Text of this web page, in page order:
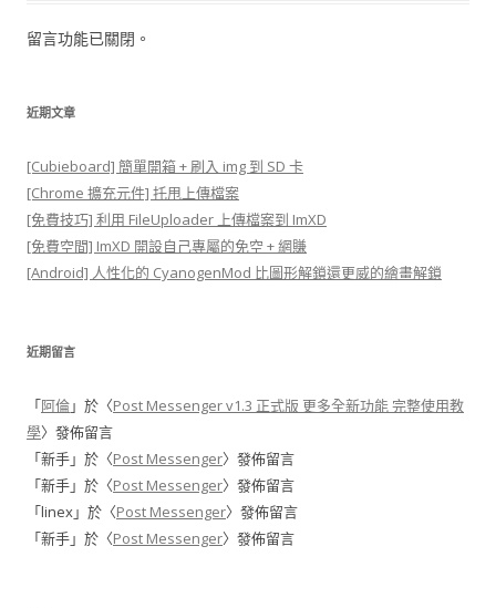
留言功能已關閉。
近期文章
[Cubieboard] 簡單開箱 + 刷入 img 到 SD 卡
[Chrome 擴充元件] 托甩上傳檔案
[免費技巧] 利用 FileUploader 上傳檔案到 ImXD
[免費空間] ImXD 開設自己專屬的免空 + 網賺
[Android] 人性化的 CyanogenMod 比圖形解鎖還更威的繪畫解鎖
近期留言
「阿倫」於〈Post Messenger v1.3 正式版 更多全新功能 完整使用教
學〉發佈留言
「新手」於〈Post Messenger〉發佈留言
「新手」於〈Post Messenger〉發佈留言
「linex」於〈Post Messenger〉發佈留言
「新手」於〈Post Messenger〉發佈留言